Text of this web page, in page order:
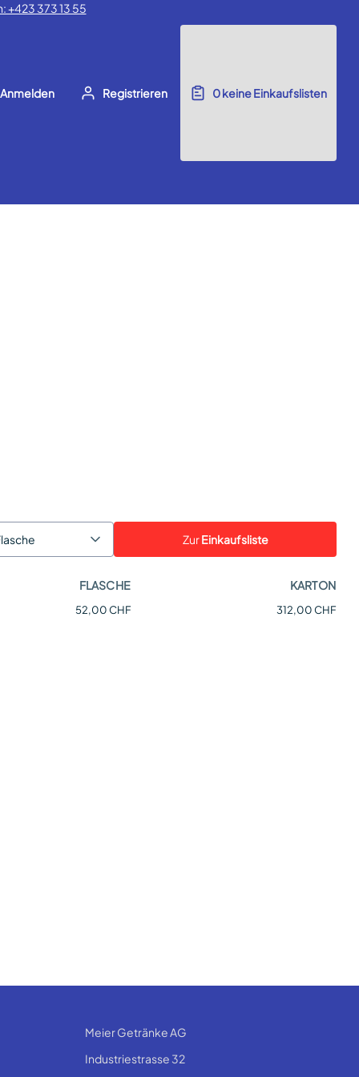
+423 373 13 55
Anmelden Registrieren 0keine Einkaufslisten
ZurEinkaufsliste
FLASCHE KARTON
52,00 CHF 312,00 CHF
Meier Getränke AG
Industriestrasse 32